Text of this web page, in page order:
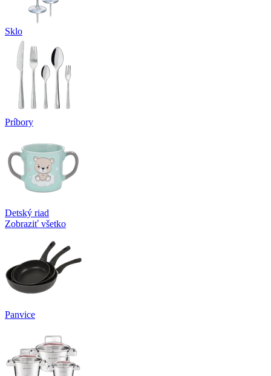
Sklo
Príbory
Detský riad
Zobraziť všetko
Panvice